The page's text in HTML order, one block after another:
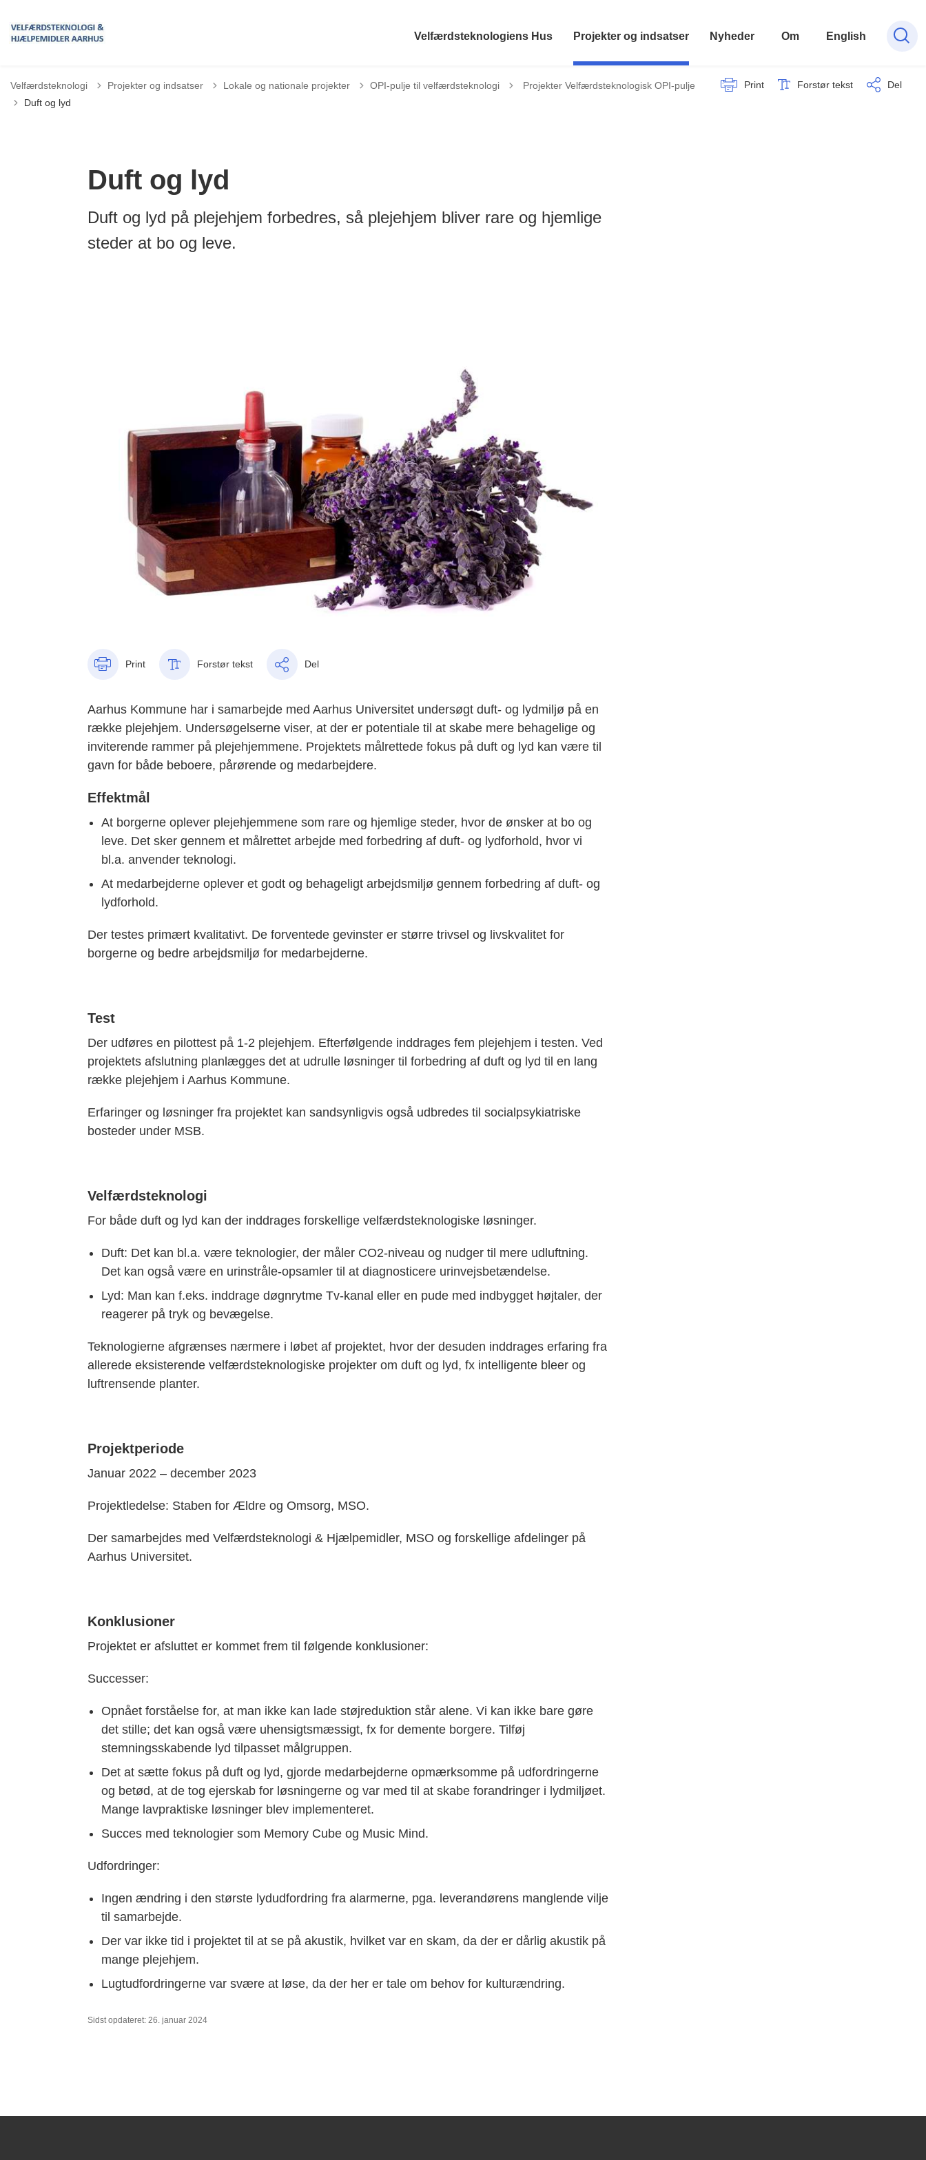
Velfærdsteknologiens Hus Projekter og indsatser Nyheder Om English
Velfærdsteknologi Projekter og indsatser Lokale og nationale projekter OPI-pulje til velfærdsteknologi Tilbage til
Projekter Velfærdsteknologisk OPI-pulje
Duft og lyd
Print Forstør tekst Del
Duft og lyd
Duft og lyd på plejehjem forbedres, så plejehjem bliver rare og hjemlige
steder at bo og leve.
Print Forstør tekst Del
Aarhus Kommune har i samarbejde med Aarhus Universitet undersøgt duft- og lydmiljø på en
række plejehjem. Undersøgelserne viser, at der er potentiale til at skabe mere behagelige og
inviterende rammer på plejehjemmene. Projektets målrettede fokus på duft og lyd kan være til
gavn for både beboere, pårørende og medarbejdere.
Effektmål
At borgerne oplever plejehjemmene som rare og hjemlige steder, hvor de ønsker at bo og
leve. Det sker gennem et målrettet arbejde med forbedring af duft- og lydforhold, hvor vi
bl.a. anvender teknologi.
At medarbejderne oplever et godt og behageligt arbejdsmiljø gennem forbedring af duft- og
lydforhold.
Der testes primært kvalitativt. De forventede gevinster er større trivsel og livskvalitet for
borgerne og bedre arbejdsmiljø for medarbejderne.
Test
Der udføres en pilottest på 1-2 plejehjem. Efterfølgende inddrages fem plejehjem i testen. Ved
projektets afslutning planlægges det at udrulle løsninger til forbedring af duft og lyd til en lang
række plejehjem i Aarhus Kommune.
Erfaringer og løsninger fra projektet kan sandsynligvis også udbredes til socialpsykiatriske
bosteder under MSB.
Velfærdsteknologi
For både duft og lyd kan der inddrages forskellige velfærdsteknologiske løsninger.
Duft: Det kan bl.a. være teknologier, der måler CO2-niveau og nudger til mere udluftning.
Det kan også være en urinstråle-opsamler til at diagnosticere urinvejsbetændelse.
Lyd: Man kan f.eks. inddrage døgnrytme Tv-kanal eller en pude med indbygget højtaler, der
reagerer på tryk og bevægelse.
Teknologierne afgrænses nærmere i løbet af projektet, hvor der desuden inddrages erfaring fra
allerede eksisterende velfærdsteknologiske projekter om duft og lyd, fx intelligente bleer og
luftrensende planter.
Projektperiode
Januar 2022 – december 2023
Projektledelse: Staben for Ældre og Omsorg, MSO.
Der samarbejdes med Velfærdsteknologi & Hjælpemidler, MSO og forskellige afdelinger på
Aarhus Universitet.
Konklusioner
Projektet er afsluttet er kommet frem til følgende konklusioner:
Successer:
Opnået forståelse for, at man ikke kan lade støjreduktion står alene. Vi kan ikke bare gøre
det stille; det kan også være uhensigtsmæssigt, fx for demente borgere. Tilføj
stemningsskabende lyd tilpasset målgruppen.
Det at sætte fokus på duft og lyd, gjorde medarbejderne opmærksomme på udfordringerne
og betød, at de tog ejerskab for løsningerne og var med til at skabe forandringer i lydmiljøet.
Mange lavpraktiske løsninger blev implementeret.
Succes med teknologier som Memory Cube og Music Mind.
Udfordringer:
Ingen ændring i den største lydudfordring fra alarmerne, pga. leverandørens manglende vilje
til samarbejde.
Der var ikke tid i projektet til at se på akustik, hvilket var en skam, da der er dårlig akustik på
mange plejehjem.
Lugtudfordringerne var svære at løse, da der her er tale om behov for kulturændring.
Sidst opdateret: 26. januar 2024